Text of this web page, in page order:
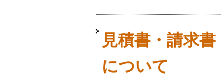
見積書・請求
について